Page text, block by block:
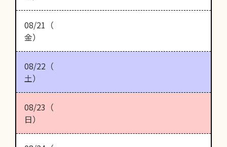
08/21（
金）
08/22（
土）
08/23（
日）